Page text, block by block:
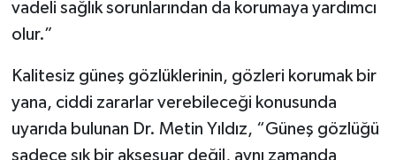
vadeli sağlık sorunlarından da korumaya yardımcı
olur.”
Kalitesiz güneş gözlüklerinin, gözleri korumak bir
yana, ciddi zararlar verebileceği konusunda
uyarıda bulunan Dr. Metin Yıldız, “Güneş gözlüğü
sadece şık bir aksesuar değil, aynı zamanda